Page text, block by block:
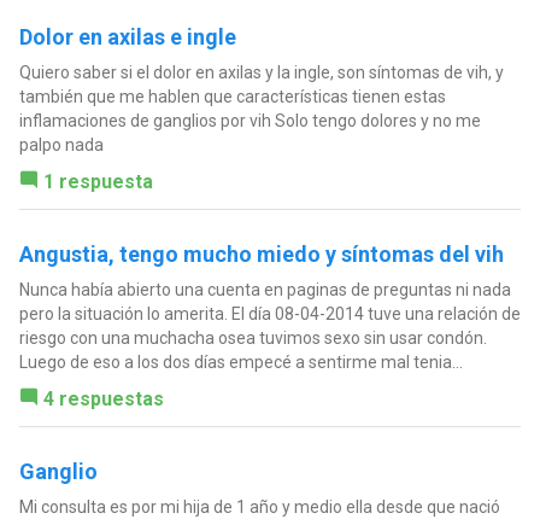
Dolor en axilas e ingle
Quiero saber si el dolor en axilas y la ingle, son síntomas de vih, y
también que me hablen que características tienen estas
inflamaciones de ganglios por vih Solo tengo dolores y no me
palpo nada
1 respuesta
Angustia, tengo mucho miedo y síntomas del vih
Nunca había abierto una cuenta en paginas de preguntas ni nada
pero la situación lo amerita. El día 08-04-2014 tuve una relación de
riesgo con una muchacha osea tuvimos sexo sin usar condón.
Luego de eso a los dos días empecé a sentirme mal tenia...
4 respuestas
Ganglio
Mi consulta es por mi hija de 1 año y medio ella desde que nació